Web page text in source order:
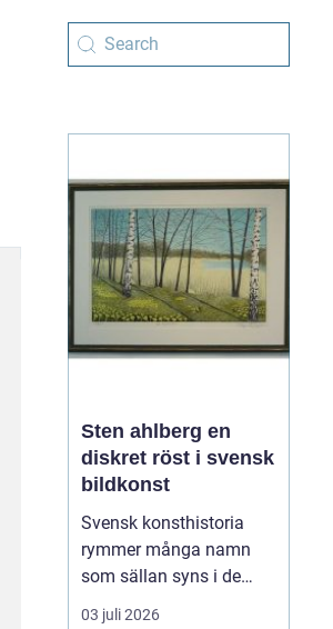
Sten ahlberg en
diskret röst i svensk
bildkonst
Svensk konsthistoria
rymmer många namn
som sällan syns i de
stora rubrikerna, men
03 juli 2026